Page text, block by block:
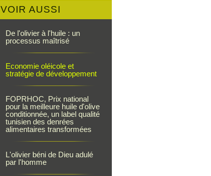
VOIR AUSSI
De l'olivier à l'huile : un
processus maîtrisé
Economie oléicole et
stratégie de développement
FOPRHOC, Prix national
pour la meilleure huile d'olive
conditionnée, un label qualité
tunisien des denrées
alimentaires transformées
L'olivier béni de Dieu adulé
par l'homme